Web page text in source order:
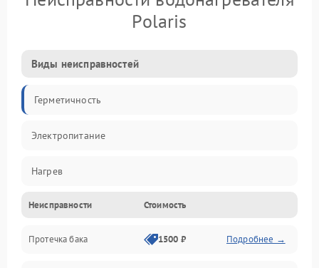
Polaris
Виды неисправностей
Герметичность
Электропитание
Нагрев
Датчики
Механика
Неисправности Стоимость
Протечка бака 1500 ₽ Подробнее →